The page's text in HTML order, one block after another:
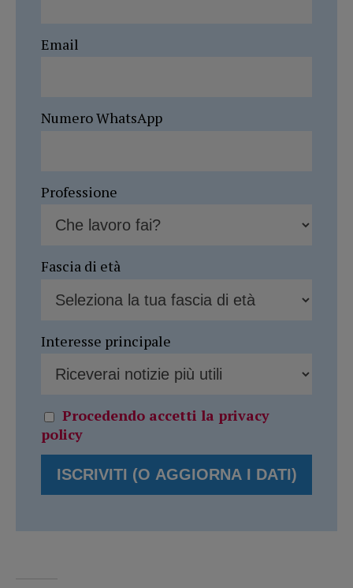
Email
Numero WhatsApp
Professione
Fascia di età
Interesse principale
Procedendo accetti la privacy
policy